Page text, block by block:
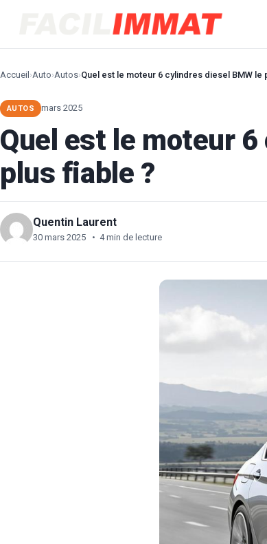
Accueil ›Auto›Autos›Quel est le moteur 6 cylindres diesel BMW le
AUTOS mars 2025
Quel est le moteur
plus fiable ?
Quentin Laurent
30 mars 2025 • 4 min de lecture